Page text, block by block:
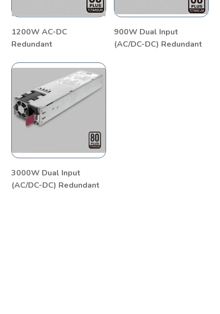
1200W AC-DC
Redundant
900W Dual Input
(AC/DC-DC) Redundant
3000W Dual Input
(AC/DC-DC) Redundant